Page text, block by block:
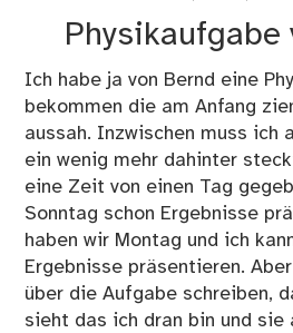
Physikaufgabe
Ich habe ja von Bernd eine
bekommen die am Anfang
aussah. Inzwischen muss ich
ein wenig mehr dahinter
eine Zeit von einen Tag
Sonntag schon Ergebnisse
haben wir Montag und ich
Ergebnisse präsentieren.
über die Aufgabe schreiben,
sieht das ich dran bin und sie